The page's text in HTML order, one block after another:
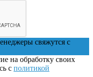
свяжутся с
на обработку своих
с политикой